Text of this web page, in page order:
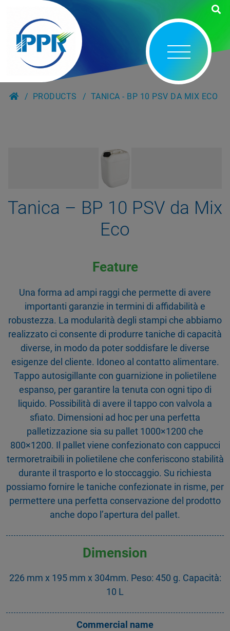
PRODUCTS TANICA - BP 10 PSV DA MIX ECO
Tanica – BP 10 PSV da Mix
Eco
Feature
Una forma ad ampi raggi che permette di avere
importanti garanzie in termini di affidabilità e
robustezza. La modularità degli stampi che abbiamo
realizzato ci consente di produrre taniche di capacità
diverse, in modo da poter soddisfare le diverse
esigenze del cliente. Idoneo al contatto alimentare.
Tappo autosigillante con guarnizione in polietilene
espanso, per garantire la tenuta con ogni tipo di
liquido. Possibilità di avere il tappo con valvola a
sfiato. Dimensioni ad hoc per una perfetta
palletizzazione sia su pallet 1000×1200 che
800×1200. Il pallet viene confezionato con cappucci
termoretraibili in polietilene che conferiscono stabilità
durante il trasporto e lo stoccaggio. Su richiesta
possiamo fornire le taniche confezionate in risme, per
permettere una perfetta conservazione del prodotto
anche dopo l’apertura del pallet.
Dimension
226 mm x 195 mm x 304mm. Peso: 450 g. Capacità:
10 L
Commercial name